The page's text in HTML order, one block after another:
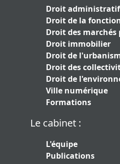
Droit administratif
Droit de la
Droit des marchés
Droit immobilier
Droit de
Droit des
Droit de
Ville numérique
Formations
Le cabinet :
L'équipe
Publications